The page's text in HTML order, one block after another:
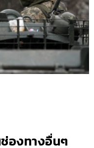
องทางอื่นๆ